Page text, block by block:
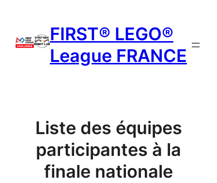
FIRST® LEGO®
League FRANCE
Liste des équipes
participantes à la
finale nationale